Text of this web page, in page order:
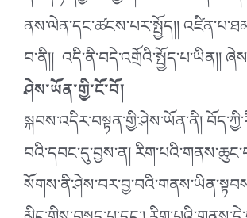
ནས་ལེན་དང་ཚངས་པར་སྤྱོད།།
བ་ནི།། འདི་ནི་བདེ་འགྲོའི་སྤྱོད་པ་ཡིན།།
ཤེས་ཡོན་གྱི་ངོ་བོ།
སྐབས་འདིར་བསྟན་གྱི་ཤེས་ཡོན་ནི།
བའི་དབང་དུ་བྱས་ན།